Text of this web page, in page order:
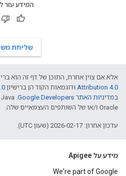
המידע עזר
שליחת
אלא אם צוין אחרת, התוכן של דף זה הוא
Attribution 4.0 ודוגמאות הקוד הן ברישיון
במדיניות האתר Google Developers‏
Oracle ו/או של השותפים העצמאיים שלה.
עדכון אחרון: 2026-02-17 (שעון UTC).
מידע על Apigee
We're part of Google